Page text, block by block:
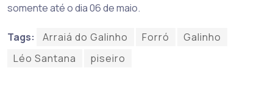
somente até o dia 06 de maio.
Tags: Arraiá do Galinho Forró
Galinho
Léo Santana
piseiro